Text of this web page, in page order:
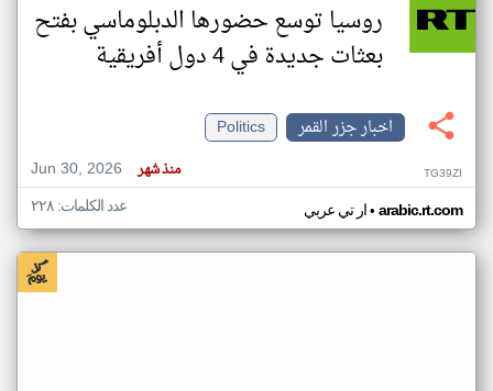
روسيا توسع حضورها الدبلوماسي بفتح
بعثات جديدة في 4 دول أفريقية
اخبار جزر القمر
Politics
Jun 30, 2026
منذ شهر TG39ZI
ار تي عربي• arabic.rt.com عدد الكلمات: ٢٢٨